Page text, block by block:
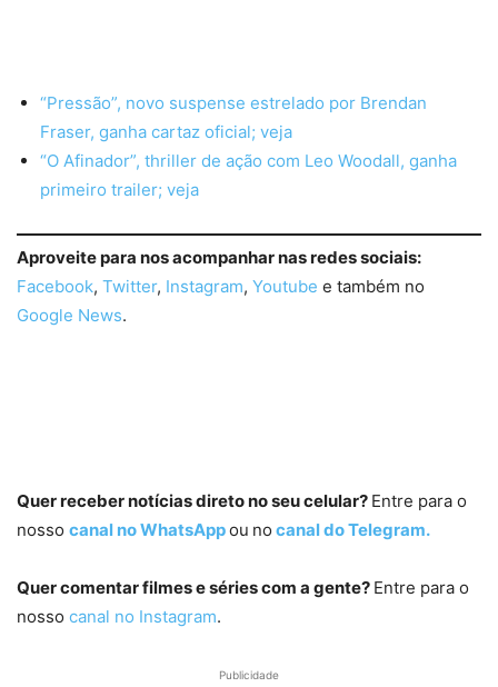
“Pressão”, novo suspense estrelado por Brendan
Fraser, ganha cartaz oficial; veja
“O Afinador”, thriller de ação com Leo Woodall, ganha
primeiro trailer; veja
Aproveite para nos acompanhar nas redes sociais:
Facebook, Twitter, Instagram, Youtube e também no
Google News.
Quer receber notícias direto no seu celular? Entre para o
nosso canal no WhatsAppou no canal do Telegram.
Quer comentar filmes e séries com a gente? Entre para o
nosso canal no Instagram.
Publicidade